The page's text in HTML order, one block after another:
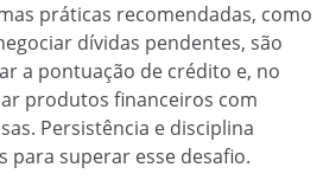
práticas recomendadas, como
dívidas pendentes, são
a pontuação de crédito e, no
produtos financeiros com
Persistência e disciplina
para superar esse desafio.